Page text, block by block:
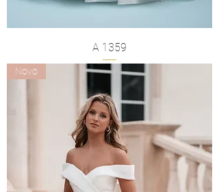
A 1359
Novo